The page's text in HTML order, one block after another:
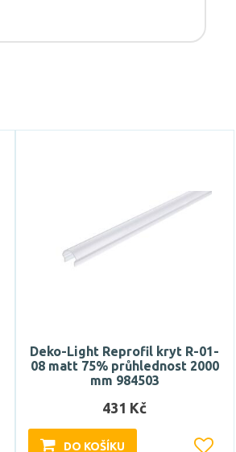
Deko-Light Reprofil kryt R-01-
08 matt 75% průhlednost 2000
mm 984503
431 Kč
DO KOŠÍKU